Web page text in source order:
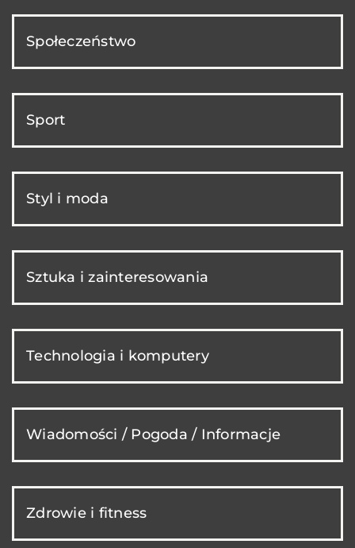
Społeczeństwo
Sport
Styl i moda
Sztuka i zainteresowania
Technologia i komputery
Wiadomości / Pogoda / Informacje
Zdrowie i fitness